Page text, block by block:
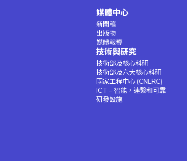
媒體中心
新聞稿
出版物
媒體報導
技術與研究
技術部及核心科研
技術部及六大核心科研
國家工程中心 (CNERC)
ICT – 智能，連繫和可靠
研發設施